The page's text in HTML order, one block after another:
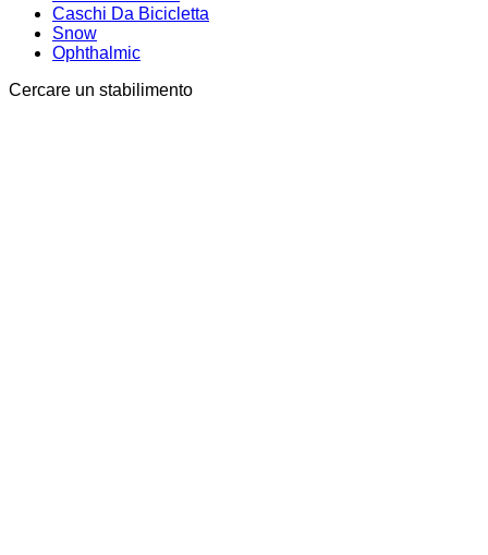
Caschi Da Bicicletta
Snow
Ophthalmic
Cercare un stabilimento